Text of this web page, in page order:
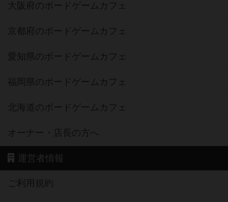
大阪府のボードゲームカフェ
京都府のボードゲームカフェ
愛知県のボードゲームカフェ
福岡県のボードゲームカフェ
北海道のボードゲームカフェ
オーナー・店長の方へ
運営者情報
ご利用規約